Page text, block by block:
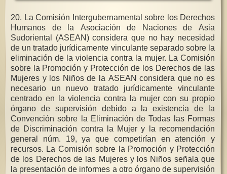
20. La Comisión Intergubernamental sobre los Derechos
Humanos de la Asociación de Naciones de Asia
Sudoriental (ASEAN) considera que no hay necesidad
de un tratado jurídicamente vinculante separado sobre la
eliminación de la violencia contra la mujer. La Comisión
sobre la Promoción y Protección de los Derechos de las
Mujeres y los Niños de la ASEAN considera que no es
necesario un nuevo tratado jurídicamente vinculante
centrado en la violencia contra la mujer con su propio
órgano de supervisión debido a la existencia de la
Convención sobre la Eliminación de Todas las Formas
de Discriminación contra la Mujer y la recomendación
general núm. 19, ya que competirían en atención y
recursos. La Comisión sobre la Promoción y Protección
de los Derechos de las Mujeres y los Niños señala que
la presentación de informes a otro órgano de supervisión